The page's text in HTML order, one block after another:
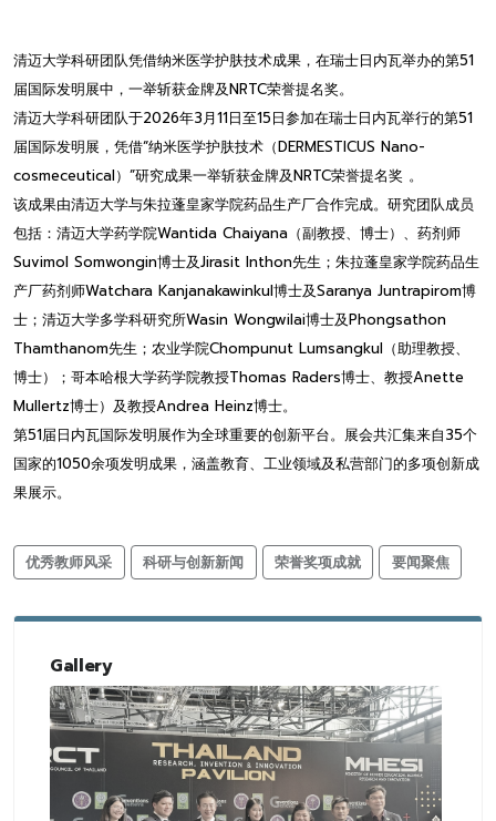
清迈大学科研团队凭借纳米医学护肤技术成果，在瑞士日内瓦举办的第51
届国际发明展中，一举斩获金牌及NRTC荣誉提名奖。
清迈大学科研团队于2026年3月11日至15日参加在瑞士日内瓦举行的第51
届国际发明展，凭借“纳米医学护肤技术（DERMESTICUS Nano-
cosmeceutical）”研究成果一举斩获金牌及NRTC荣誉提名奖 。
该成果由清迈大学与朱拉蓬皇家学院药品生产厂合作完成。研究团队成员
包括：清迈大学药学院Wantida Chaiyana（副教授、博士）、药剂师
Suvimol Somwongin博士及Jirasit Inthon先生；朱拉蓬皇家学院药品生
产厂药剂师Watchara Kanjanakawinkul博士及Saranya Juntrapirom博
士；清迈大学多学科研究所Wasin Wongwilai博士及Phongsathon
Thamthanom先生；农业学院Chompunut Lumsangkul（助理教授、
博士）；哥本哈根大学药学院教授Thomas Raders博士、教授Anette
Mullertz博士）及教授Andrea Heinz博士。
第51届日内瓦国际发明展作为全球重要的创新平台。展会共汇集来自35个
国家的1050余项发明成果，涵盖教育、工业领域及私营部门的多项创新成
果展示。
优秀教师风采 科研与创新新闻 荣誉奖项成就 要闻聚焦
Gallery